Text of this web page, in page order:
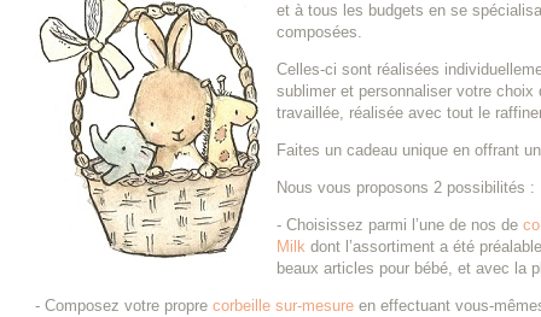
et à tous les budgets en se
composées.
Celles-ci sont réalisées
sublimer et personnaliser votre
travaillée, réalisée avec tout le
Faites un cadeau unique en offrant
Nous vous proposons 2 possibilités :
- Choisissez parmi l’une de nos de
Milk dont l’assortiment a été
beaux articles pour bébé, et avec la
- Composez votre propre corbeille sur-mesure en effectuant vous-